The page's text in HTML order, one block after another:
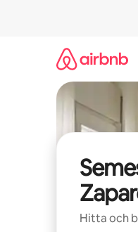
Hitta och